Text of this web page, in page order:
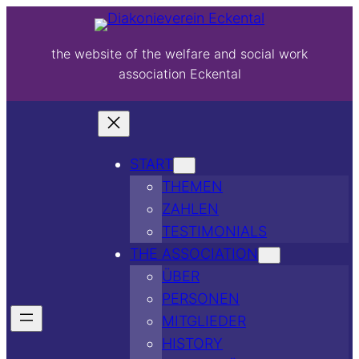
the website of the welfare and social work
association Eckental
START
THEMEN
ZAHLEN
TESTIMONIALS
THE ASSOCIATION
ÜBER
PERSONEN
MITGLIEDER
HISTORY